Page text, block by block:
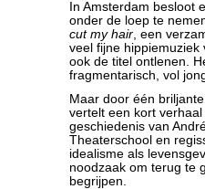
In Amsterdam besloot
onder de loep te
cut my hair, een
veel fijne hippiemuziek
ook de titel ontlenen.
fragmentarisch, vol
Maar door één
vertelt een kort
geschiedenis van
Theaterschool en
idealisme als
noodzaak om terug te
begrijpen.